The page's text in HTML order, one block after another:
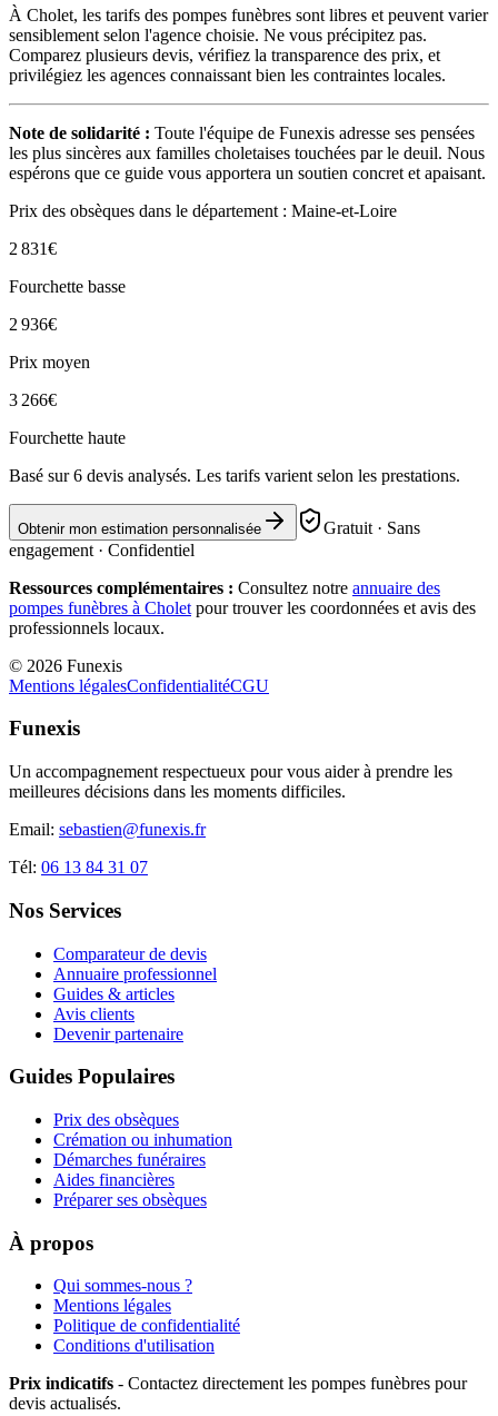
À Cholet, les tarifs des pompes funèbres sont libres et peuvent varier
sensiblement selon l'agence choisie. Ne vous précipitez pas.
Comparez plusieurs devis, vérifiez la transparence des prix, et
privilégiez les agences connaissant bien les contraintes locales.
Note de solidarité : Toute l'équipe de Funexis adresse ses pensées
les plus sincères aux familles choletaises touchées par le deuil. Nous
espérons que ce guide vous apportera un soutien concret et apaisant.
Prix des obsèques dans le département : Maine-et-Loire
2 831€
Fourchette basse
2 936€
Prix moyen
3 266€
Fourchette haute
Basé sur6 devis analysés. Les tarifs varient selon les prestations.
Obtenir mon estimation personnalisée
Gratuit · Sans
engagement · Confidentiel
Ressources complémentaires : Consultez notre annuaire des
pompes funèbres à Cholet pour trouver les coordonnées et avis des
professionnels locaux.
© 2026 Funexis
Mentions légalesConfidentialitéCGU
Funexis
Un accompagnement respectueux pour vous aider à prendre les
meilleures décisions dans les moments difficiles.
Email: sebastien@funexis.fr
Tél: 06 13 84 31 07
Nos Services
Comparateur de devis
Annuaire professionnel
Guides & articles
Avis clients
Devenir partenaire
Guides Populaires
Prix des obsèques
Crémation ou inhumation
Démarches funéraires
Aides financières
Préparer ses obsèques
À propos
Qui sommes-nous ?
Mentions légales
Politique de confidentialité
Conditions d'utilisation
Prix indicatifs - Contactez directement les pompes funèbres pour
devis actualisés.